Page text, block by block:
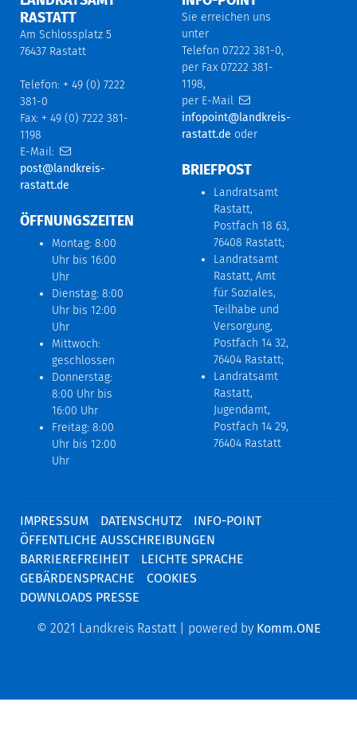
RASTATT
Am Schlossplatz 5
76437 Rastatt
Telefon: + 49 (0) 7222
381-0
Fax: + 49 (0) 7222 381-
1198
E-Mail:
post@landkreis-
rastatt.de
ÖFFNUNGSZEITEN
Montag: 8:00
Uhr bis 16:00
Uhr
Dienstag: 8:00
Uhr bis 12:00
Uhr
Mittwoch:
geschlossen
Donnerstag:
8:00 Uhr bis
16:00 Uhr
Freitag: 8:00
Uhr bis 12:00
Uhr
Sie erreichen uns
unter
Telefon 07222 381-0,
per Fax 07222 381-
1198,
per E-Mail
infopoint@landkreis-
rastatt.de oder
BRIEFPOST
Landratsamt
Rastatt,
Postfach 18 63,
76408 Rastatt;
Landratsamt
Rastatt, Amt
für Soziales,
Teilhabe und
Versorgung,
Postfach 14 32,
76404 Rastatt;
Landratsamt
Rastatt,
Jugendamt,
Postfach 14 29,
76404 Rastatt
IMPRESSUM DATENSCHUTZ
INFO-POINT
ÖFFENTLICHE AUSSCHREIBUNGEN
BARRIEREFREIHEIT
LEICHTE SPRACHE
GEBÄRDENSPRACHE
COOKIES
DOWNLOADS PRESSE
© 2021 Landkreis Rastatt | powered by Komm.ONE